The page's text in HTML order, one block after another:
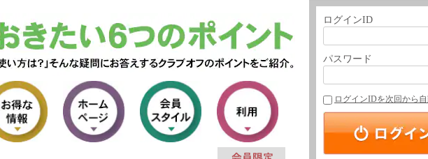
ログインID
パスワード
ログインIDを次回から